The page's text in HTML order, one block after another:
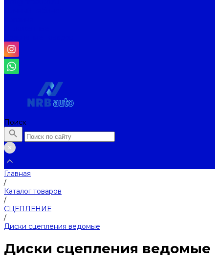
Поиск
Главная
/
Каталог товаров
/
СЦЕПЛЕНИЕ
/
Диски сцепления ведомые
Диски сцепления ведомые